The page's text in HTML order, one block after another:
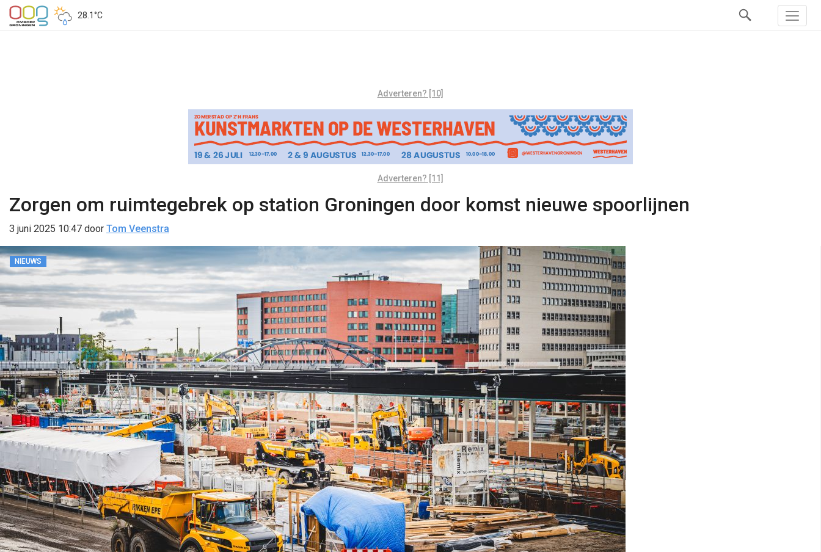
28.1°C
Adverteren? [10]
Adverteren? [11]
Zorgen om ruimtegebrek op station Groningen door komst nieuwe spoorlijnen
3 juni 2025 10:47 door Tom Veenstra
NIEUWS